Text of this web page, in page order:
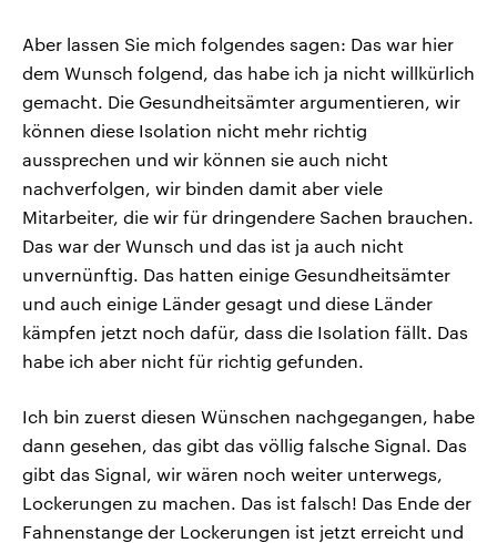
Aber lassen Sie mich folgendes sagen: Das war hier
dem Wunsch folgend, das habe ich ja nicht willkürlich
gemacht. Die Gesundheitsämter argumentieren, wir
können diese Isolation nicht mehr richtig
aussprechen und wir können sie auch nicht
nachverfolgen, wir binden damit aber viele
Mitarbeiter, die wir für dringendere Sachen brauchen.
Das war der Wunsch und das ist ja auch nicht
unvernünftig. Das hatten einige Gesundheitsämter
und auch einige Länder gesagt und diese Länder
kämpfen jetzt noch dafür, dass die Isolation fällt. Das
habe ich aber nicht für richtig gefunden.
Ich bin zuerst diesen Wünschen nachgegangen, habe
dann gesehen, das gibt das völlig falsche Signal. Das
gibt das Signal, wir wären noch weiter unterwegs,
Lockerungen zu machen. Das ist falsch! Das Ende der
Fahnenstange der Lockerungen ist jetzt erreicht und